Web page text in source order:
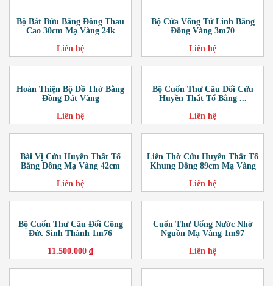
Bộ Bát Bửu Bằng Đồng Thau
Cao 30cm Mạ Vàng 24k
Liên hệ
Bộ Cửa Võng Tứ Linh Bằng
Đồng Vàng 3m70
Liên hệ
Hoàn Thiện Bộ Đồ Thờ Bằng
Đồng Dát Vàng
Liên hệ
Bộ Cuốn Thư Câu Đối Cửu
Huyền Thất Tổ Bằng ...
Liên hệ
Bài Vị Cửu Huyền Thất Tổ
Bằng Đồng Mạ Vàng 42cm
Liên hệ
Liễn Thờ Cửu Huyền Thất Tổ
Khung Đồng 89cm Mạ Vàng
Liên hệ
Bộ Cuốn Thư Câu Đối Công
Đức Sinh Thành 1m76
11.500.000 ₫
Cuốn Thư Uống Nước Nhớ
Nguồn Mạ Vàng 1m97
Liên hệ